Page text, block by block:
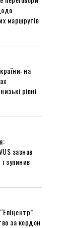
маршрутів
на
рівні
зазнав
зупинив
за кордон